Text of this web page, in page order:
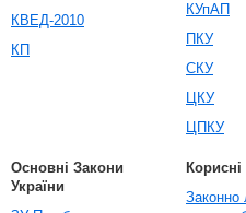
КВЕД-2010
КП
КУпАП
ПКУ
СКУ
ЦКУ
ЦПКУ
Основні Закони
України
Корисні
Законно